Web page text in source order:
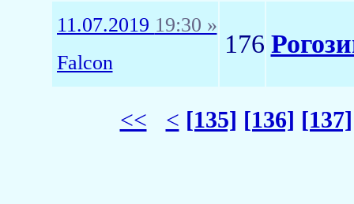
11.07.2019 19:30 »
Falcon
176
<< < [135] [136] [137]